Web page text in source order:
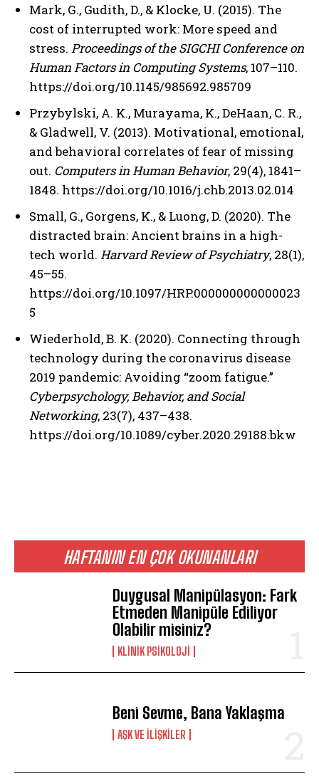
Gizlilik politikasını
HAFTANIN EN ÇOK OKUNANLARI
Duygusal Manipülasyon: Fark
Etmeden Manipüle Ediliyor
Olabilir misiniz?
KLINIK PSIKOLOJI
Beni Sevme, Bana Yaklaşma
AŞK VE İLIŞKILER
Mark, G., Gudith, D., & Klocke, U. (2015). The
cost of interrupted work: More speed and
stress. Proceedings of the SIGCHI Conference on
Human Factors in Computing Systems, 107–110.
https://doi.org/10.1145/985692.985709
Przybylski, A. K., Murayama, K., DeHaan, C. R.,
& Gladwell, V. (2013). Motivational, emotional,
and behavioral correlates of fear of missing
out. Computers in Human Behavior, 29(4), 1841–
1848. https://doi.org/10.1016/j.chb.2013.02.014
Small, G., Gorgens, K., & Luong, D. (2020). The
distracted brain: Ancient brains in a high-
tech world. Harvard Review of Psychiatry, 28(1),
45–55.
https://doi.org/10.1097/HRP.000000000000023
5
Wiederhold, B. K. (2020). Connecting through
technology during the coronavirus disease
2019 pandemic: Avoiding “zoom fatigue.”
Cyberpsychology, Behavior, and Social
Networking, 23(7), 437–438.
https://doi.org/10.1089/cyber.2020.29188.bkw